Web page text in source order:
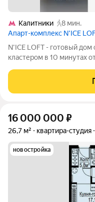
Калитники
8 мин.
Апарт-комплекс N’ICE
N'ICE LOFT - готовый
кластером в 10 минутах
компания КОЛДИ,
пространство, на
16 000 000 ₽
26,7 м² квартира-студия
новостройка